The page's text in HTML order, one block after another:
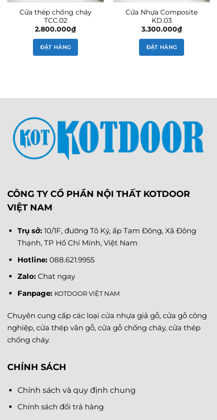
Cửa thép chống cháy
TCC.02
2.800.000₫
ĐẶT HÀNG
Cửa Nhựa Composite
KD.03
3.300.000₫
ĐẶT HÀNG
CÔNG TY CỔ PHẦN NỘI THẤT KOTDOOR
VIỆT NAM
Trụ sở: 10/1F, đường Tô Ký, ấp Tam Đông, Xã Đông
Thạnh, TP Hồ Chí Minh, Việt Nam
Hotline: 088.621.9955
Zalo: Chat ngay
Fanpage: KOTDOOR VIỆT NAM
Chuyên cung cấp các loại cửa nhựa giả gỗ, cửa gỗ công
nghiệp, cửa thép vân gỗ, cửa gỗ chống cháy, cửa thép
chống cháy.
CHÍNH SÁCH
Chính sách và quy định chung
Chính sách đổi trả hàng